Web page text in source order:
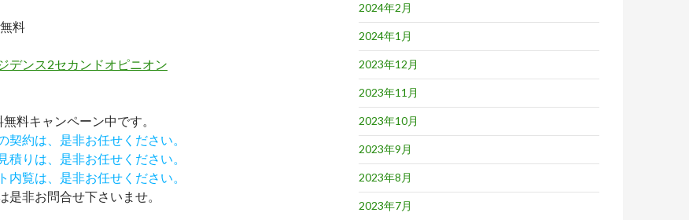
料
デンス2セカンドオピニオン
無料キャンペーン中です。
契約は、是非お任せください。
積りは、是非お任せください。
内覧は、是非お任せください。
非お問合せ下さいませ。
2024年2月
2024年1月
2023年12月
2023年11月
2023年10月
2023年9月
2023年8月
2023年7月